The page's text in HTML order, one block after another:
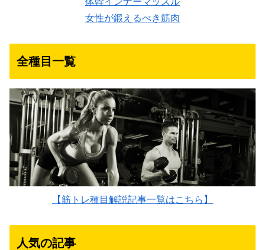
女性が鍛えるべき筋肉
全種目一覧
【筋トレ種目解説記事一覧はこちら】
人気の記事